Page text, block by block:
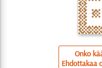
Onko
Ehdottakaa